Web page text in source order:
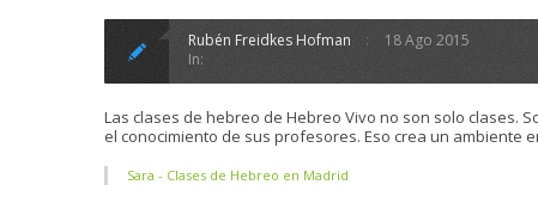
Rubén Freidkes Hofman
18 Ago 2015
In:
Las clases de hebreo de Hebreo Vivo no son solo clases.
el conocimiento de sus profesores. Eso crea un ambiente
Sara - Clases de Hebreo en Madrid